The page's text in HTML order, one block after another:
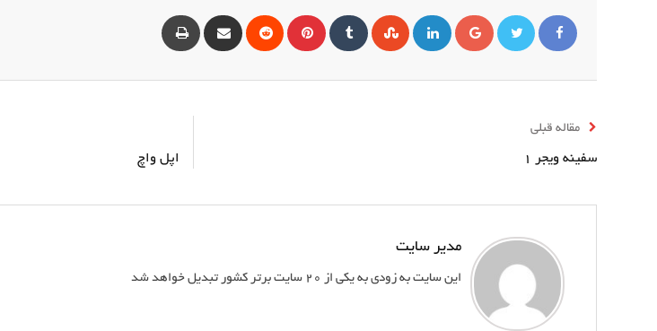
گوگل
لینکداینStumbleUpon
TumblrپینترستReddit
Share
via
Print
مقاله قبلی
سفینه ویجر ۱ اپل واچ
مدیر سایت
این سایت به زودی به یکی از 20 سایت برتر کشور تبدیل خواهد شد